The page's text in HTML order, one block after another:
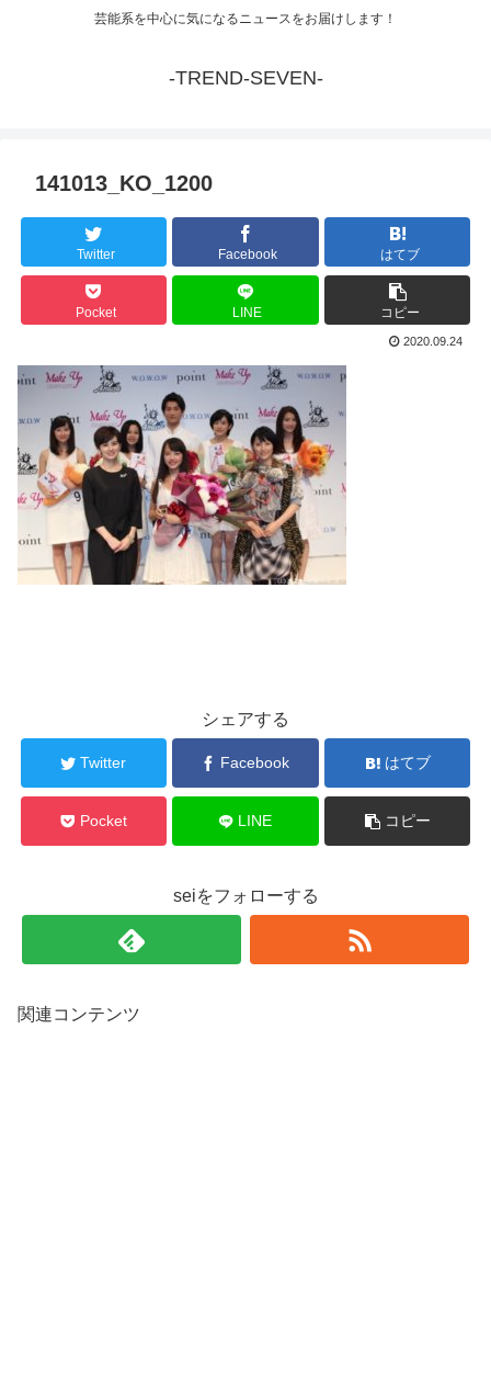
芸能系を中心に気になるニュースをお届けします！
-TREND-SEVEN-
141013_KO_1200
Twitter Facebook はてブ
Pocket LINE コピー
2020.09.24
シェアする
Twitter Facebook はてブ
Pocket LINE コピー
seiをフォローする
関連コンテンツ